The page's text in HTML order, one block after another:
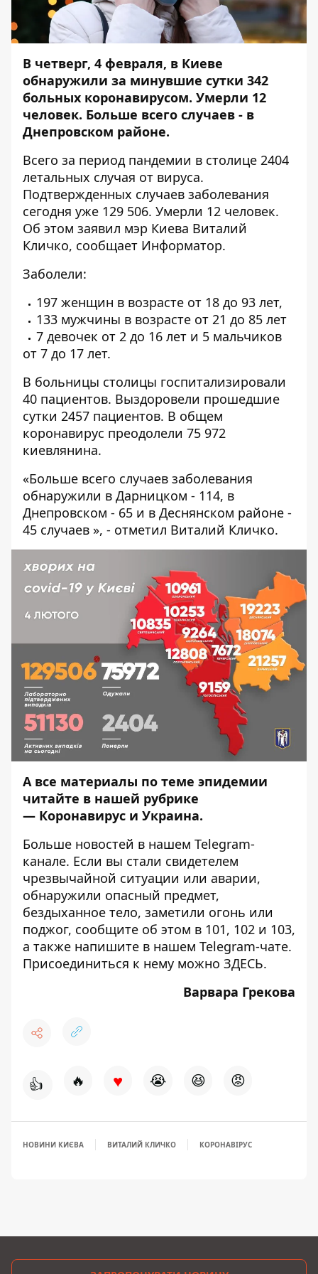
В четверг, 4 февраля, в Киеве
обнаружили за минувшие сутки 342
больных коронавирусом. Умерли 12
человек. Больше всего случаев - в
Днепровском районе.
Всего за период пандемии в столице 2404
летальных случая от вируса.
Подтвержденных случаев заболевания
сегодня уже 129 506. Умерли 12 человек.
Об этом заявил мэр Киева Виталий
Кличко, сообщает Информатор.
Заболели:
197 женщин в возрасте от 18 до 93 лет,
133 мужчины в возрасте от 21 до 85 лет
7 девочек от 2 до 16 лет и 5 мальчиков
от 7 до 17 лет.
В больницы столицы госпитализировали
40 пациентов. Выздоровели прошедшие
сутки 2457 пациентов. В общем
коронавирус преодолели 75 972
киевлянина.
«Больше всего случаев заболевания
обнаружили в Дарницком - 114, в
Днепровском - 65 и в Деснянском районе -
45 случаев », - отметил Виталий Кличко.
А все материалы по теме эпидемии
читайте в нашей рубрике
— Коронавирус и Украина.
Больше новостей в нашем Telegram-
канале. Если вы стали свидетелем
чрезвычайной ситуации или аварии,
обнаружили опасный предмет,
бездыханное тело, заметили огонь или
поджог, сообщите об этом в 101, 102 и 103,
а также напишите в нашем Telegram-чате.
Присоединиться к нему можно ЗДЕСЬ.
Варвара Грекова
👍 🔥 ♥ 😭 😆 😡
НОВИНИ КИЄВА ВИТАЛИЙ КЛИЧКО КОРОНАВІРУС